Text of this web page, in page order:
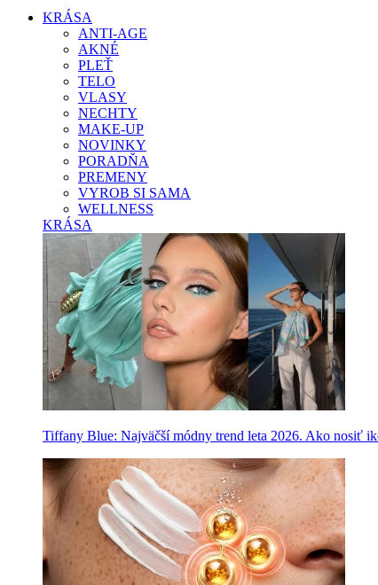
KRÁSA
ANTI-AGE
AKNÉ
PLEŤ
TELO
VLASY
NECHTY
MAKE-UP
NOVINKY
PORADŇA
PREMENY
VYROB SI SAMA
WELLNESS
KRÁSA
Tiffany Blue: Najväčší módny trend leta 2026. Ako nosiť